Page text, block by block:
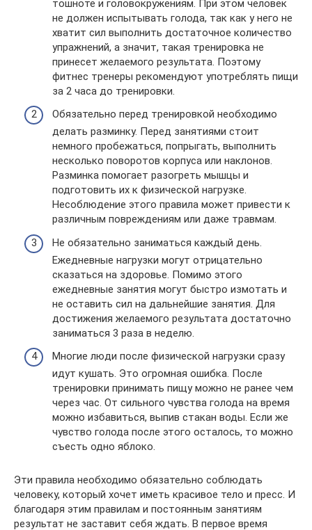
тошноте и головокружениям. При этом человек
не должен испытывать голода, так как у него не
хватит сил выполнить достаточное количество
упражнений, а значит, такая тренировка не
принесет желаемого результата. Поэтому
фитнес тренеры рекомендуют употреблять пищи
за 2 часа до тренировки.
Обязательно перед тренировкой необходимо
делать разминку. Перед занятиями стоит
немного пробежаться, попрыгать, выполнить
несколько поворотов корпуса или наклонов.
Разминка помогает разогреть мышцы и
подготовить их к физической нагрузке.
Несоблюдение этого правила может привести к
различным повреждениям или даже травмам.
Не обязательно заниматься каждый день.
Ежедневные нагрузки могут отрицательно
сказаться на здоровье. Помимо этого
ежедневные занятия могут быстро измотать и
не оставить сил на дальнейшие занятия. Для
достижения желаемого результата достаточно
заниматься 3 раза в неделю.
Многие люди после физической нагрузки сразу
идут кушать. Это огромная ошибка. После
тренировки принимать пищу можно не ранее чем
через час. От сильного чувства голода на время
можно избавиться, выпив стакан воды. Если же
чувство голода после этого осталось, то можно
съесть одно яблоко.
Эти правила необходимо обязательно соблюдать
человеку, который хочет иметь красивое тело и пресс. И
благодаря этим правилам и постоянным занятиям
результат не заставит себя ждать. В первое время